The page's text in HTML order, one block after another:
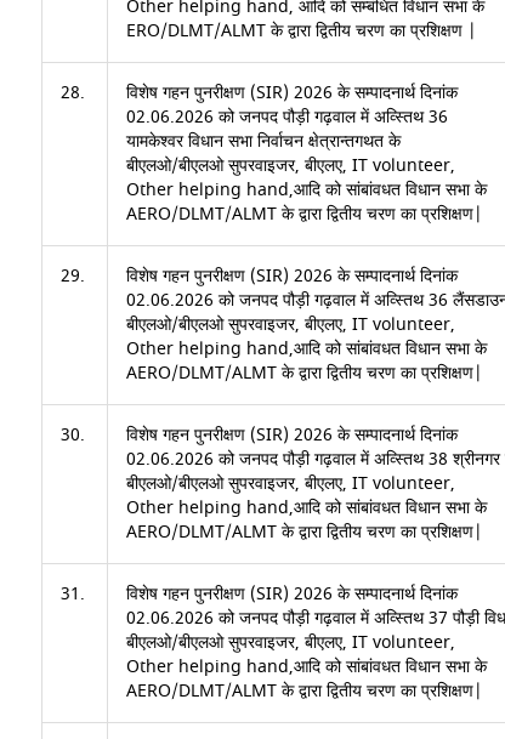
Other helping hand, आदि को सम्बंधित विधान सभा के
ERO/DLMT/ALMT के द्वारा द्वितीय चरण का प्रशिक्षण |
28.
विशेष गहन पुनरीक्षण (SIR) 2026 के सम्पादनार्थ दिनांक
02.06.2026 को जनपद पौड़ी गढ़वाल में अव्स्तिथ 36
यामकेश्वर विधान सभा निर्वाचन क्षेत्रान्तगथत के
बीएलओ/बीएलओ सुपरवाइजर, बीएलए, IT volunteer,
Other helping hand,आदि को सांबांवधत विधान सभा के
AERO/DLMT/ALMT के द्वारा द्वितीय चरण का प्रशिक्षण|
29.
विशेष गहन पुनरीक्षण (SIR) 2026 के सम्पादनार्थ दिनांक
02.06.2026 को जनपद पौड़ी गढ़वाल में अव्स्तिथ 36
बीएलओ/बीएलओ सुपरवाइजर, बीएलए, IT volunteer,
Other helping hand,आदि को सांबांवधत विधान सभा के
AERO/DLMT/ALMT के द्वारा द्वितीय चरण का प्रशिक्षण|
30.
विशेष गहन पुनरीक्षण (SIR) 2026 के सम्पादनार्थ दिनांक
02.06.2026 को जनपद पौड़ी गढ़वाल में अव्स्तिथ 38 श्रीनगर
बीएलओ/बीएलओ सुपरवाइजर, बीएलए, IT volunteer,
Other helping hand,आदि को सांबांवधत विधान सभा के
AERO/DLMT/ALMT के द्वारा द्वितीय चरण का प्रशिक्षण|
31.
विशेष गहन पुनरीक्षण (SIR) 2026 के सम्पादनार्थ दिनांक
02.06.2026 को जनपद पौड़ी गढ़वाल में अव्स्तिथ 37 पौड़ी
बीएलओ/बीएलओ सुपरवाइजर, बीएलए, IT volunteer,
Other helping hand,आदि को सांबांवधत विधान सभा के
AERO/DLMT/ALMT के द्वारा द्वितीय चरण का प्रशिक्षण|